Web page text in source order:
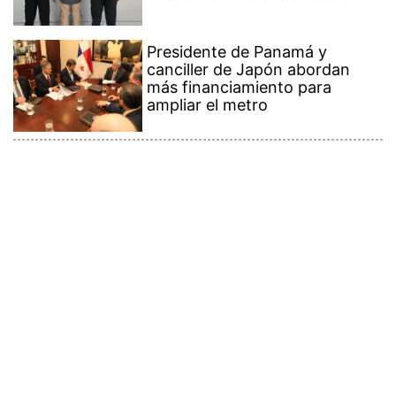
Presidente de Panamá y
canciller de Japón abordan
más financiamiento para
ampliar el metro